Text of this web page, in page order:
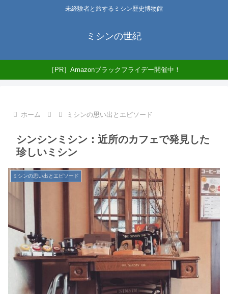
未経験者と旅するミシン歴史博物館
ミシンの世紀
［PR］Amazonブラックフライデー開催中！
ホーム ミシンの思い出とエピソード
シンシンミシン：近所のカフェで発見した
珍しいミシン
ミシンの思い出とエピソード